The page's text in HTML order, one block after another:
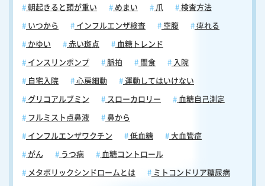
朝起きると頭が重い めまい 爪 検査方法
いつから インフルエンザ検査 空腹 痺れる
かゆい 赤い斑点 血糖トレンド
インスリンポンプ 脈拍 間食 入院
自宅入院 心房細動 運動してはいけない
グリコアルブミン スローカロリー 血糖自己測定
フルミスト点鼻液 鼻から
インフルエンザワクチン 低血糖 大血管症
がん うつ病 血糖コントロール
メタボリックシンドロームとは ミトコンドリア糖尿病